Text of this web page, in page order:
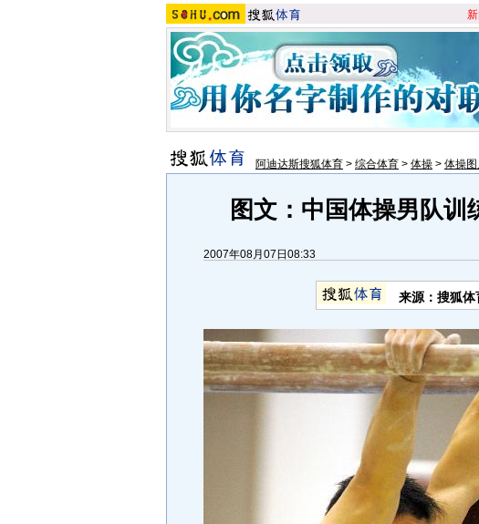
阿迪达斯搜狐体育 > 综合体育 > 体操 > 体操
图文：中国体操男队训
2007年08月07日08:33
来源：搜狐体